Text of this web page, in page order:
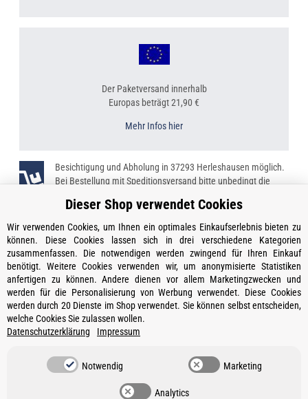
Der Paketversand innerhalb
Europas beträgt 21,90 €
Mehr Infos hier
Besichtigung und Abholung in 37293 Herleshausen möglich.
Bei Bestellung mit Speditionsversand bitte unbedingt die
Kontakt
Öffnungszeiten
Informationen
Ein Partner von
Vertrag widerrufen
Dieser Shop verwendet Cookies
Wir verwenden Cookies, um Ihnen ein optimales Einkaufserlebnis bieten zu
können. Diese Cookies lassen sich in drei verschiedene Kategorien
zusammenfassen. Die notwendigen werden zwingend für Ihren Einkauf
benötigt. Weitere Cookies verwenden wir, um anonymisierte Statistiken
anfertigen zu können. Andere dienen vor allem Marketingzwecken und
werden für die Personalisierung von Werbung verwendet. Diese Cookies
werden durch 20 Dienste im Shop verwendet. Sie können selbst entscheiden,
welche Cookies Sie zulassen wollen.
Datenschutzerklärung Impressum
Notwendig Marketing
Analytics